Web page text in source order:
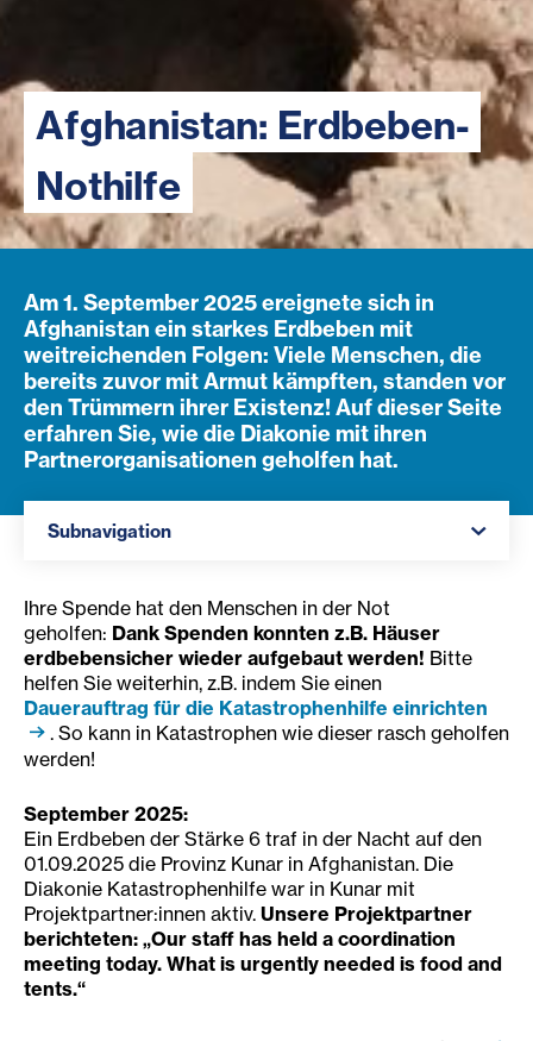
Afghanistan: Erdbeben-
Nothilfe
Am 1. September 2025 ereignete sich in
Afghanistan ein starkes Erdbeben mit
weitreichenden Folgen: Viele Menschen, die
bereits zuvor mit Armut kämpften, standen vor
den Trümmern ihrer Existenz! Auf dieser Seite
erfahren Sie, wie die Diakonie mit ihren
Partnerorganisationen geholfen hat.
Subnavigation
Ihre Spende hat den Menschen in der Not
geholfen: Dank Spenden konnten z.B. Häuser
erdbebensicher wieder aufgebaut werden! Bitte
helfen Sie weiterhin, z.B. indem Sie einen
Dauerauftrag für die Katastrophenhilfe einrichten
. So kann in Katastrophen wie dieser rasch geholfen
werden!
September 2025:
Ein Erdbeben der Stärke 6 traf in der Nacht auf den
01.09.2025 die Provinz Kunar in Afghanistan. Die
Diakonie Katastrophenhilfe war in Kunar mit
Projektpartner:innen aktiv. Unsere Projektpartner
berichteten: „Our staff has held a coordination
meeting today. What is urgently needed is food and
tents.“